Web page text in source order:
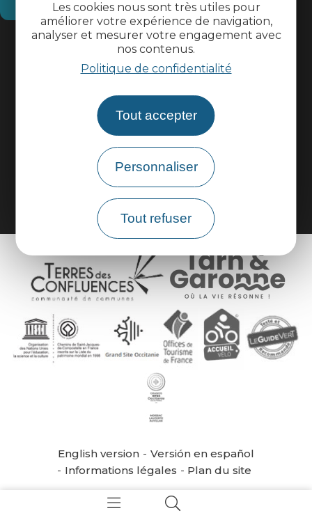
Les cookies nous sont très utiles pour
améliorer votre expérience de navigation,
analyser et mesurer votre engagement avec
nos contenus.
Politique de confidentialité
Tout accepter
Personnaliser
Tout refuser
Informations pratiques
Brochures
English version
Versión en español
Informations légales
Plan du site